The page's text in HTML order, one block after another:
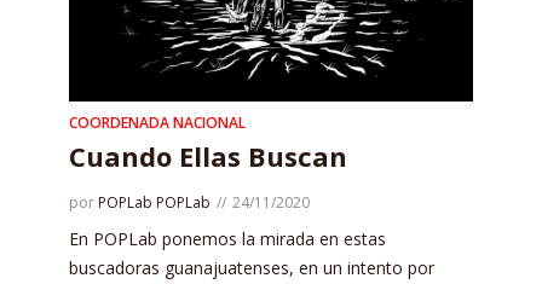
COORDENADA NACIONAL
Cuando Ellas Buscan
por POPLab POPLab 24/11/2020
En POPLab ponemos la mirada en estas
buscadoras guanajuatenses, en un intento por